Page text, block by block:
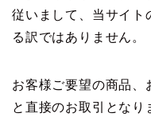
従いまして、当サイト
る訳ではありません。
お客様ご要望の商品、
と直接のお取引とな